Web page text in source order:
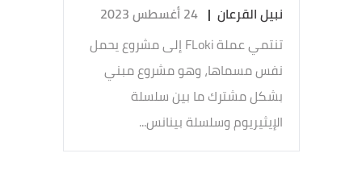
نبيل القرعان | 24 أغسطس 2023
تنتمي عملة FLoki إلى مشروع يحمل
نفس مسماها، وهو مشروع مبني
بشكل مشترك ما بين سلسلة
الإيثيريوم وسلسلة بينانس...